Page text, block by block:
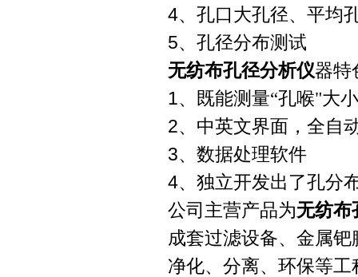
4、孔口大孔径、平均
5、孔径分布测试
无纺布孔径分析仪器特
1、既能测量“孔喉"大
2、中英文界面，全自
3、数据处理软件
4、独立开发出了孔分
公司主营产品为无纺布
成套过滤设备、金属
净化、分离、环保等